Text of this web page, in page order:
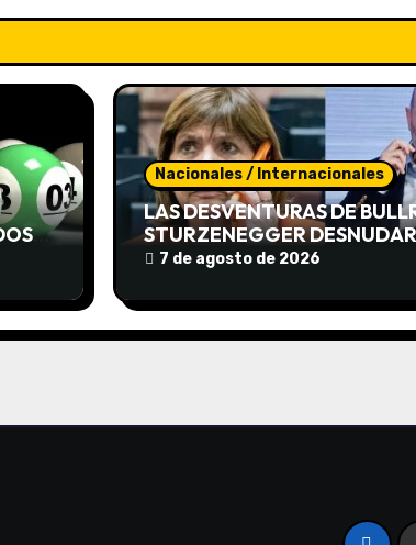
Nacionales / Internacionales
LAS DESVENTURAS DE
STURZENEGGER
INTRANSIGENCIA DE KARINA
7 de agosto de 2026